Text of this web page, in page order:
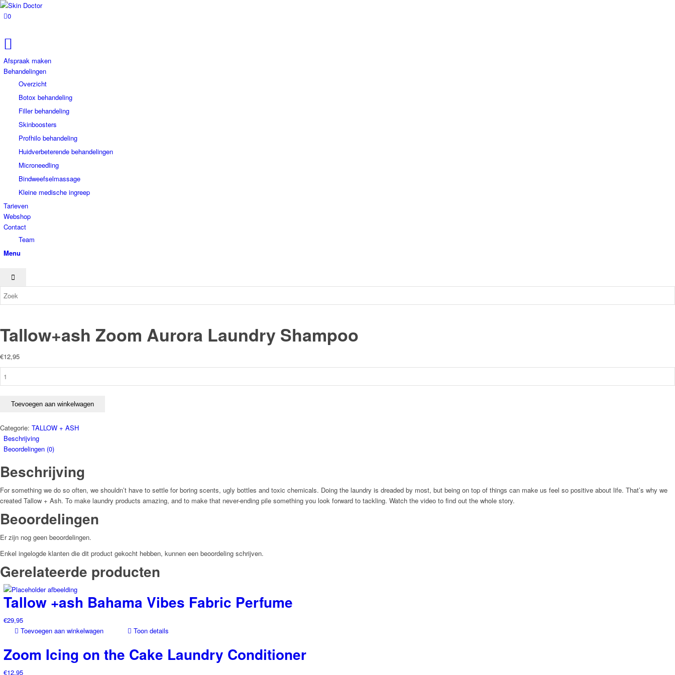
0
Afspraak maken
Behandelingen
Overzicht
Botox behandeling
Filler behandeling
Skinboosters
Profhilo behandeling
Huidverbeterende behandelingen
Microneedling
Bindweefselmassage
Kleine medische ingreep
Tarieven
Webshop
Contact
Team
Menu
Tallow+ash Zoom Aurora Laundry Shampoo
€12,95
Laundry
aantal
Toevoegen aan winkelwagen
Categorie: TALLOW + ASH
Beschrijving
Beoordelingen (0)
Beschrijving
For something we do so often, we shouldn’t have to settle for boring scents, ugly bottles and toxic chemicals. Doing the laundry is dreaded by most, but being on top of things can make us feel so positive about life. That’s why we
created Tallow + Ash. To make laundry products amazing, and to make that never-ending pile something you look forward to tackling. Watch the video to find out the whole story.
Beoordelingen
Er zijn nog geen beoordelingen.
Enkel ingelogde klanten die dit product gekocht hebben, kunnen een beoordeling schrijven.
Gerelateerde producten
Tallow +ash Bahama Vibes Fabric Perfume
€29,95
Toevoegen aan winkelwagen
Toon details
Zoom Icing on the Cake Laundry Conditioner
€12,95